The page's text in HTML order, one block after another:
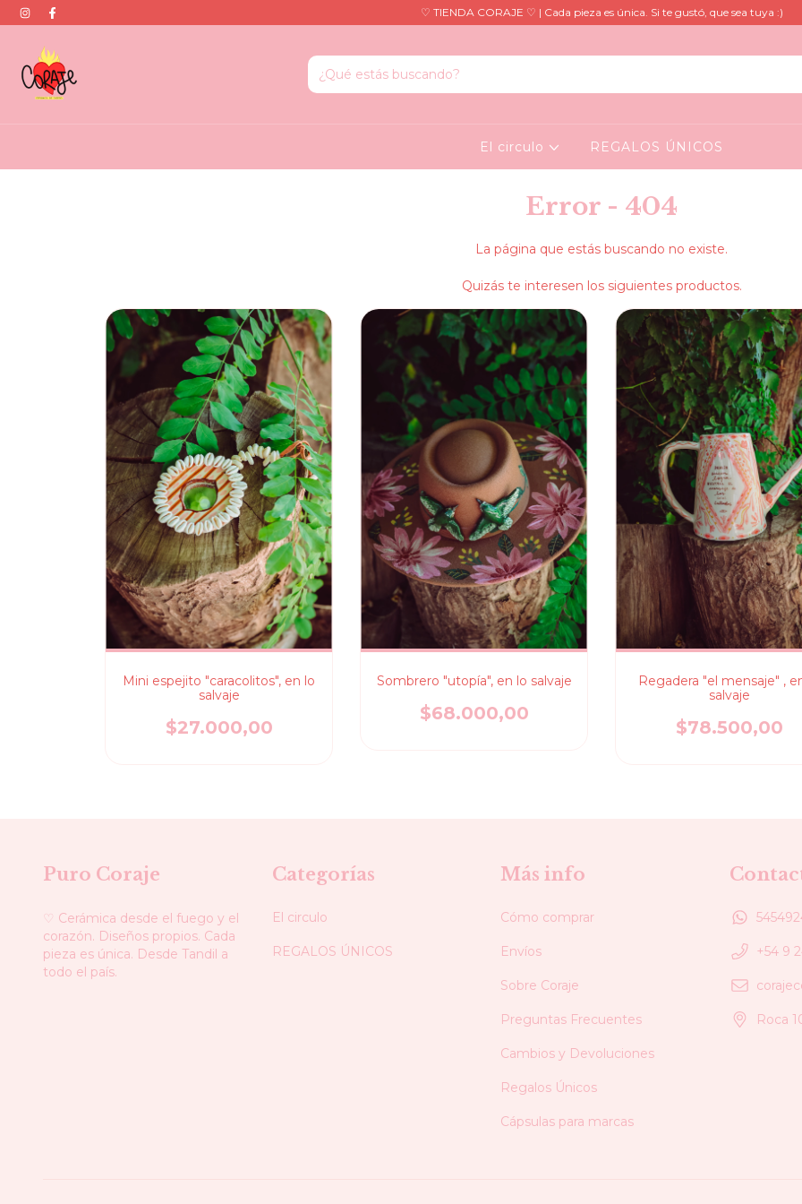
♡ TIENDA CORAJE ♡ | Cada pieza es única. Si te gustó, que sea tuya :)
El circulo REGALOS ÚNICOS
Error - 404
La página que estás buscando no existe.
Quizás te interesen los siguientes productos.
Mini espejito "caracolitos", en lo
salvaje
$27.000,00
Sombrero "utopía", en lo salvaje
$68.000,00
Regadera "el mensaje" ,
salvaje
$78.500,00
Puro Coraje
♡ Cerámica desde el fuego y el
corazón. Diseños propios. Cada
pieza es única. Desde Tandil a
todo el país.
Categorías
El circulo
REGALOS ÚNICOS
Más info
Cómo comprar
Envíos
Sobre Coraje
Preguntas Frecuentes
Cambios y Devoluciones
Regalos Únicos
Cápsulas para marcas
+54 9
Roca